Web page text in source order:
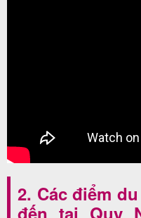
2. Các điểm
đến tại Quy